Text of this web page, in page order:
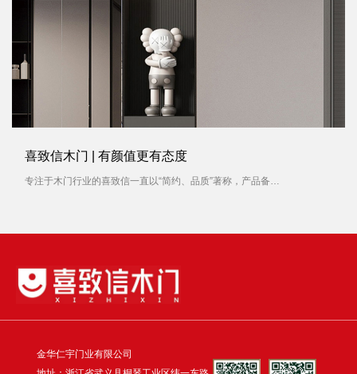
喜致信木门 | 有颜值更有态度
专注于木门行业的喜致信一直以“简约、品质”著称，产品备受消费者青睐。对待每一扇木门产品，喜致信木门容不得有一丝马虎，就像对待一件艺术品，从选材到制作，每一个过程都被严格要求。
金华仁宇门业有限公司